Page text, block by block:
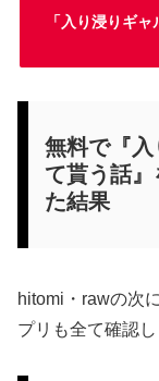
「入り浸りギ
無料で『
て貰う話
た結果
hitomi・rawの次
プリも全て確認